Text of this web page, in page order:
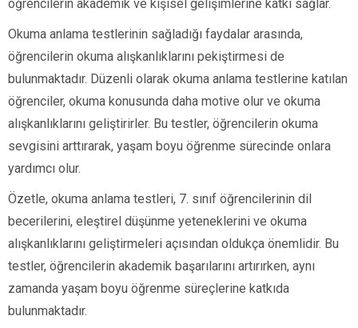
öğrencilerin akademik ve kişisel gelişimlerine katkı sağlar.
Okuma anlama testlerinin sağladığı faydalar arasında,
öğrencilerin okuma alışkanlıklarını pekiştirmesi de
bulunmaktadır. Düzenli olarak okuma anlama testlerine katılan
öğrenciler, okuma konusunda daha motive olur ve okuma
alışkanlıklarını geliştirirler. Bu testler, öğrencilerin okuma
sevgisini arttırarak, yaşam boyu öğrenme sürecinde onlara
yardımcı olur.
Özetle, okuma anlama testleri, 7. sınıf öğrencilerinin dil
becerilerini, eleştirel düşünme yeteneklerini ve okuma
alışkanlıklarını geliştirmeleri açısından oldukça önemlidir. Bu
testler, öğrencilerin akademik başarılarını artırırken, aynı
zamanda yaşam boyu öğrenme süreçlerine katkıda
bulunmaktadır.